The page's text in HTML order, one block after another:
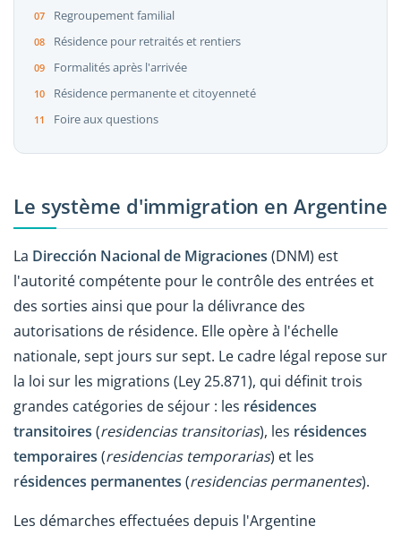
Regroupement familial
Résidence pour retraités et rentiers
Formalités après l'arrivée
Résidence permanente et citoyenneté
Foire aux questions
Le système d'immigration en Argentine
La Dirección Nacional de Migraciones (DNM) est
l'autorité compétente pour le contrôle des entrées et
des sorties ainsi que pour la délivrance des
autorisations de résidence. Elle opère à l'échelle
nationale, sept jours sur sept. Le cadre légal repose sur
la loi sur les migrations (Ley 25.871), qui définit trois
grandes catégories de séjour : les résidences
transitoires (residencias transitorias), les résidences
temporaires (residencias temporarias) et les
résidences permanentes (residencias permanentes).
Les démarches effectuées depuis l'Argentine